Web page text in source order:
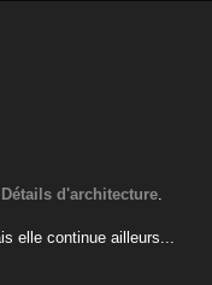
Détails d'architecture
elle continue ailleurs...